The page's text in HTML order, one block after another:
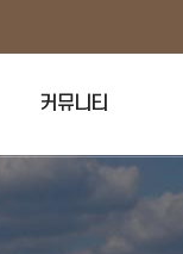
커뮤니티